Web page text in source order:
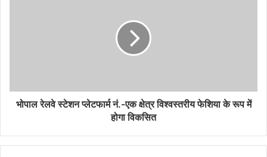
भोपाल रेलवे स्टेशन प्लेटफार्म नं.-एक क्षेत्र विश्वस्तरीय फेशिया के रूप में
होगा विकसित